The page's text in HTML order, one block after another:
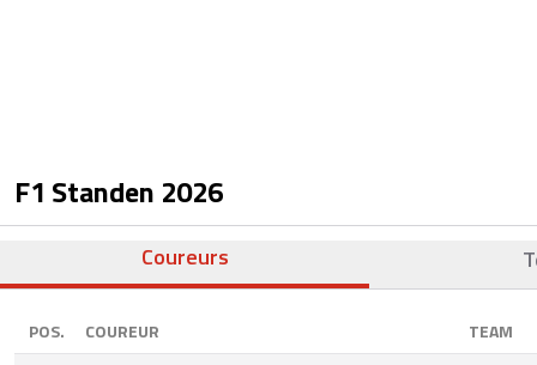
F1 Standen 2026
Coureurs
POS. COUREUR TEAM